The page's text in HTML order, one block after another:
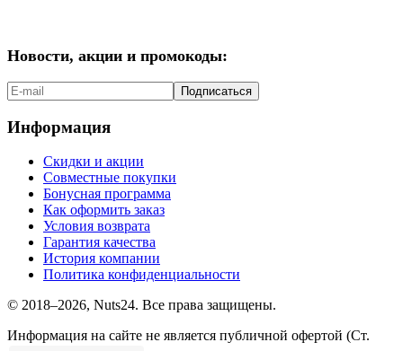
Новости, акции и промокоды:
Подписаться
Информация
Скидки и акции
Совместные покупки
Бонусная программа
Как оформить заказ
Условия возврата
Гарантия качества
История компании
Политика конфиденциальности
© 2018–2026, Nuts24. Все права защищены.
Информация на сайте не является публичной офертой (Ст.